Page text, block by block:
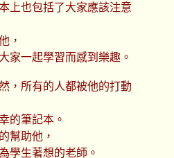
上也包括了大家應該注意
，
家一起學習而感到樂趣。
，所有的人都被他的打動
的筆記本。
幫助他，
學生著想的老師。